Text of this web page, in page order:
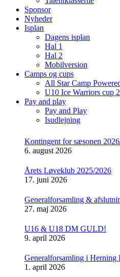
Sponsor
Nyheder
Isplan
Dagens isplan
Hal 1
Hal 2
Mobilversion
Camps og cups
All Star Camp
U10 Ice Warriors cup
Pay and play
Pay and Play
Isudlejning
Kontingent for sæsonen
6. august 2026
Årets Løveklub 2025/2026
17. juni 2026
Generalforsamling &
27. maj 2026
U16 & U18 DM GULD!
9. april 2026
Generalforsamling i Herning
1. april 2026